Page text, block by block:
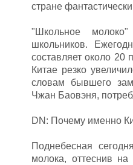
стране
"Школьное
школьников.
составляет около 20
Китае резко
словам бывшего
Чжан Баовэня,
DN: Почему именно
Поднебесная
молока, оттеснив